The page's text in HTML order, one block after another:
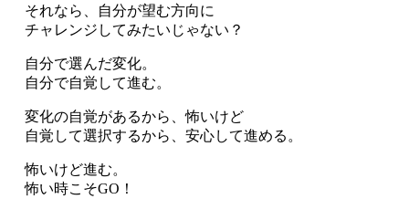
それなら、自分が望む方向に
チャレンジしてみたいじゃない？
自分で選んだ変化。
自分で自覚して進む。
変化の自覚があるから、怖いけど
自覚して選択するから、安心して進める。
怖いけど進む。
怖い時こそGO！